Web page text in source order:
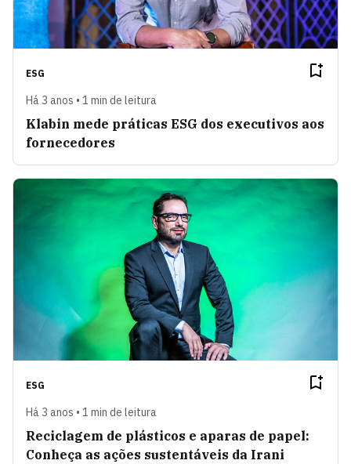
ESG
Há 3 anos • 1 min de leitura
Klabin mede práticas ESG dos executivos aos
fornecedores
ESG
Há 3 anos • 1 min de leitura
Reciclagem de plásticos e aparas de papel:
Conheça as ações sustentáveis da Irani